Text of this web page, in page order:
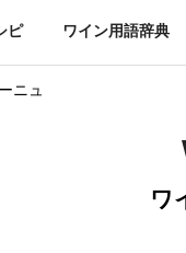
ピ ワイン用語辞典
ニュ
ワ